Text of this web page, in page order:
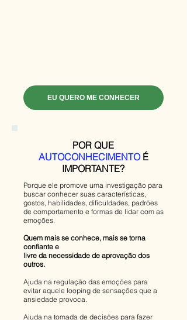
EU QUERO ME CONHECER
POR QUE
AUTOCONHECIMENTOÉ
IMPORTANTE?
Porque ele promove uma investigação para
buscar conhecer suas características,
gostos, habilidades, dificuldades, padrões
de comportamento e formas de lidar com as
emoções.
Quem mais se conhece, mais se torna
confiante e
livre da necessidade de aprovação dos
outros.
Ajuda na regulação das emoções para
evitar aquele looping de sensações que a
ansiedade provoca.
Ajuda na tomada de decisões para fazer